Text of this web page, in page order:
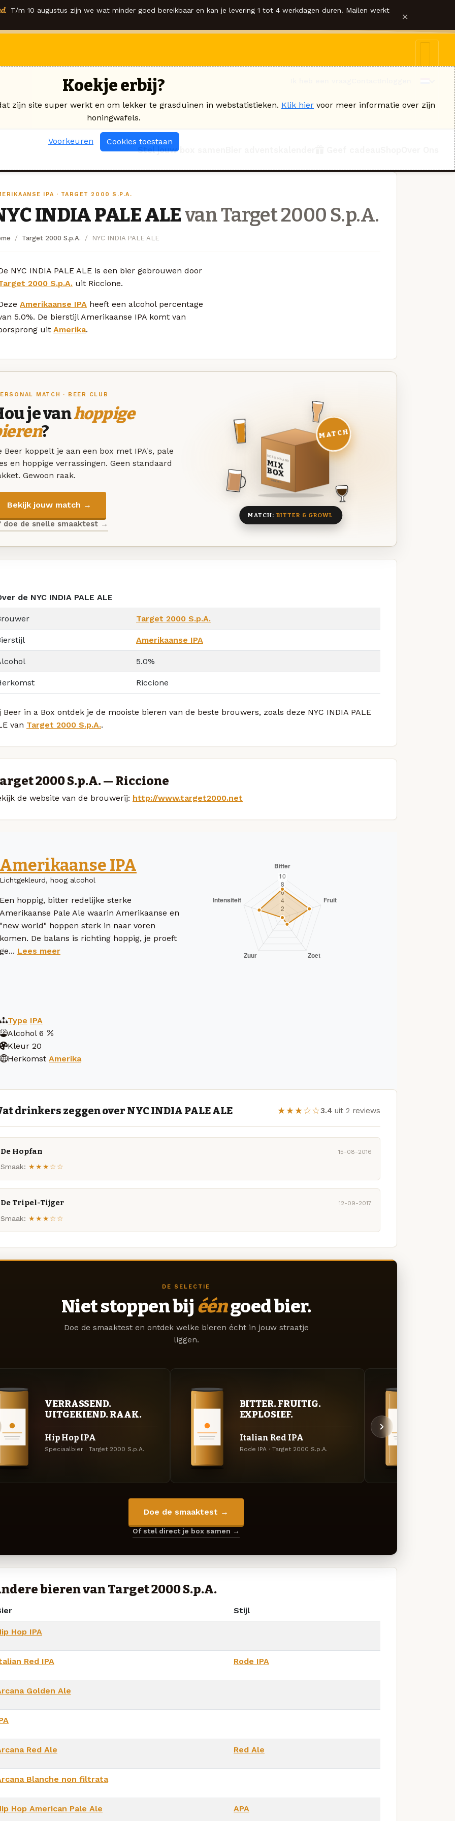
T/m 10 augustus zijn we wat minder goed bereikbaar en kan je levering 1 tot 4 werkdagen duren. Mailen werkt ×
Stel jouw box samen
IPA · TARGET 2000 S.P.A.
INDIA PALE ALEvan Target 2000 S.p.A.
Target 2000 S.p.A. NYC INDIA PALE ALE
NYC INDIA PALE ALE is een bier gebrouwen door
2000 S.p.A. uit Riccione.
Amerikaanse IPA heeft een alcohol percentage
5.0%. De bierstijl Amerikaanse IPA komt van
uit Amerika.
MATCH · BEER CLUB
je vanhoppige
?
Beer koppelt je aan een box met IPA's, pale
en hoppige verrassingen. Geen standaard
Gewoon raak.
Bekijk jouw match →
doe de snelle smaaktest →
DEZE MAAND
MIX
BOX
8 BIEREN
MATCH
MATCH: BITTER & GROWL
de NYC INDIA PALE ALE
Target 2000 S.p.A.
Amerikaanse IPA
5.0%
Riccione
Beer in a Box ontdek je de mooiste bieren van de beste brouwers, zoals deze NYC INDIA PALE
van Target 2000 S.p.A..
2000 S.p.A. — Riccione
de website van de brouwerij: http://www.target2000.net
Amerikaanse IPA
Lichtgekleurd, hoog alcohol
Een hoppig, bitter redelijke sterke
Amerikaanse Pale Ale waarin Amerikaanse en
"new world" hoppen sterk in naar voren
komen. De balans is richting hoppig, je proeft
ge... Lees meer
Type IPA
Alcohol 6
Kleur 20
Herkomst Amerika
drinkers zeggen over NYC INDIA PALE ALE ★★★☆☆3.4 uit 2 reviews
De Hopfan 15-08-2016
Smaak: ★★★☆☆
De Tripel-Tijger 12-09-2017
Smaak: ★★★☆☆
DE SELECTIE
Niet stoppen bij ééngoed bier.
Doe de smaaktest en ontdek welke bieren écht in jouw straatje
liggen.
VERRASSEND.
UITGEKIEND. RAAK.
Hip Hop IPA
Speciaalbier · Target 2000 S.p.A.
BITTER. FRUITIG.
EXPLOSIEF.
Italian Red IPA
Rode IPA · Target 2000 S.p.A.
Doe de smaaktest →
Of stel direct je box samen →
bieren van Target 2000 S.p.A.
Stijl
Hop IPA
Red IPA Rode IPA
Golden Ale
Red Ale Red Ale
Blanche non filtrata
Hop American Pale Ale APA
Koekje erbij?
zijn site super werkt en om lekker te grasduinen in webstatistieken. Klik hier voor meer informatie over zijn
honingwafels.
Voorkeuren Cookies toestaan